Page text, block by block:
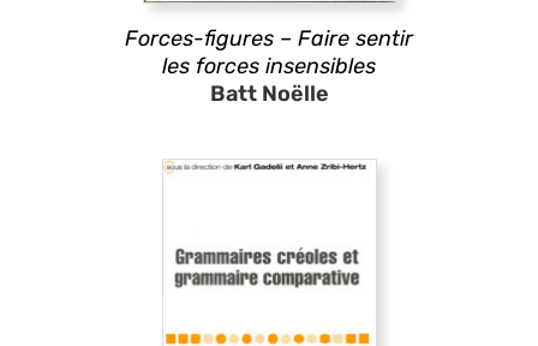
Forces-figures – Faire sentir
les forces insensibles
Batt Noëlle